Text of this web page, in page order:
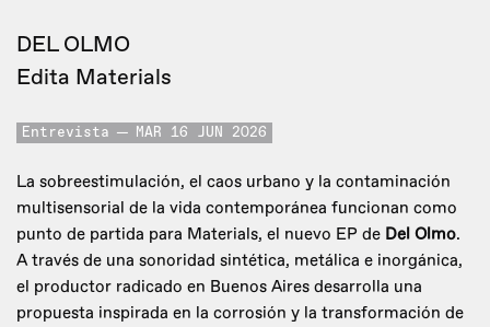
DEL OLMO
Edita Materials
Entrevista MAR 16 JUN 2026
La sobreestimulación, el caos urbano y la contaminación
multisensorial de la vida contemporánea funcionan como
punto de partida para Materials, el nuevo EP de Del Olmo.
A través de una sonoridad sintética, metálica e inorgánica,
el productor radicado en Buenos Aires desarrolla una
propuesta inspirada en la corrosión y la transformación de